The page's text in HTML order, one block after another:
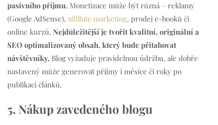
pasivního příjmu. Monetizace může být různá – reklamy
(Google AdSense), affiliate marketing, prodej e-booků či
online kurzů. Nejdůležitější je tvořit kvalitní, originální a
SEO optimalizovaný obsah, který bude přitahovat
návštěvníky. Blog vyžaduje pravidelnou údržbu, ale dobře
nastavený může generovat příjmy i měsíce či roky po
publikaci článků.
5. Nákup zavedeného blogu